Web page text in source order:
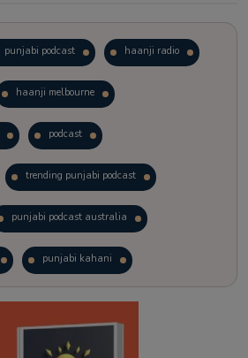
punjabi podcast haanji radio
haanji melbourne
podcast
trending punjabi podcast
punjabi podcast australia
punjabi kahani
punjabi story